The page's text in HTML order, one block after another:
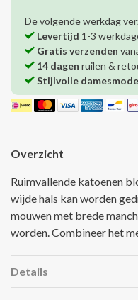
De volgende werkdag
Levertijd 1-3
Gratis verzenden
14 dagen ruilen &
Stijlvolle damesmode
Overzicht
Ruimvallende katoenen
wijde hals kan worden
mouwen met brede
worden. Combineer het
Details